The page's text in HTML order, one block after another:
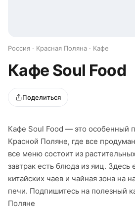
Россия · Красная Поляна · Кафе
Кафе Soul Food
Поделиться
Кафе Soul Food — это особенный
Красной Поляне, где все
все меню состоит из
завтрак есть блюда из яиц.
китайских чаев и чайная зона на
печи. Подпишитесь на полезный
Поляне